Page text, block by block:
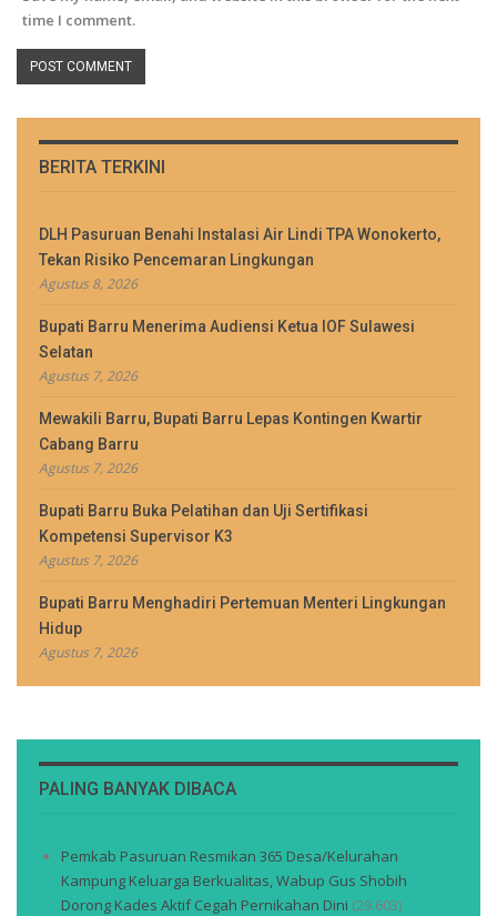
time I comment.
BERITA TERKINI
DLH Pasuruan Benahi Instalasi Air Lindi TPA Wonokerto,
Tekan Risiko Pencemaran Lingkungan
Agustus 8, 2026
Bupati Barru Menerima Audiensi Ketua IOF Sulawesi
Selatan
Agustus 7, 2026
Mewakili Barru, Bupati Barru Lepas Kontingen Kwartir
Cabang Barru
Agustus 7, 2026
Bupati Barru Buka Pelatihan dan Uji Sertifikasi
Kompetensi Supervisor K3
Agustus 7, 2026
Bupati Barru Menghadiri Pertemuan Menteri Lingkungan
Hidup
Agustus 7, 2026
PALING BANYAK DIBACA
Pemkab Pasuruan Resmikan 365 Desa/Kelurahan
Kampung Keluarga Berkualitas, Wabup Gus Shobih
Dorong Kades Aktif Cegah Pernikahan Dini (29.603)